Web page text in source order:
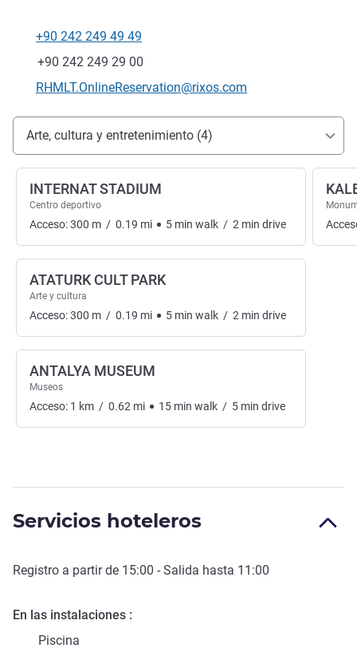
Teléfono
+90 242 249 49 49
Fax
+90 242 249 29 00
Correo electrónico de contacto
RHMLT.OnlineReservation@rixos.com
Acceso y transporte
Arte, cultura y entretenimiento (4)
INTERNAT STADIUM
Centro deportivo
Acceso:300 m / 0.19 mi 5 min walk / 2 min drive
ATATURK CULT PARK
Arte y cultura
Acceso:300 m / 0.19 mi 5 min walk / 2 min drive
ANTALYA MUSEUM
Museos
Acceso: 1 km / 0.62 mi 15 min walk / 5 min drive
Servicios hoteleros
Registro a partir de 15:00 - Salida hasta 11:00
En las instalaciones
Piscina